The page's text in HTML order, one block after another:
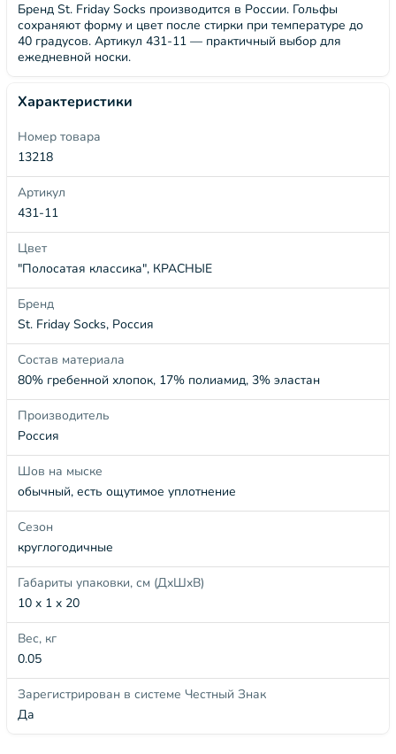
Бренд St. Friday Socks производится в России. Гольфы
сохраняют форму и цвет после стирки при температуре до
40 градусов. Артикул 431-11 — практичный выбор для
ежедневной носки.
Характеристики
Номер товара
13218
Артикул
431-11
Цвет
"Полосатая классика", КРАСНЫЕ
Бренд
St. Friday Socks, Россия
Состав материала
80% гребенной хлопок, 17% полиамид, 3% эластан
Производитель
Россия
Шов на мыске
обычный, есть ощутимое уплотнение
Сезон
круглогодичные
Габариты упаковки, см (ДхШхВ)
10 x 1 x 20
Вес, кг
0.05
Зарегистрирован в системе Честный Знак
Да